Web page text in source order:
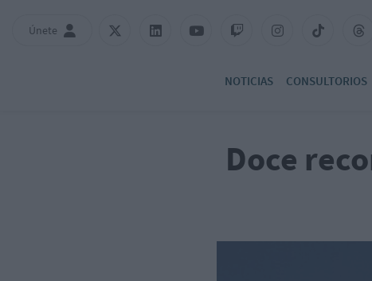
Únete
NOTICIAS CONSULTORIOS
Doce